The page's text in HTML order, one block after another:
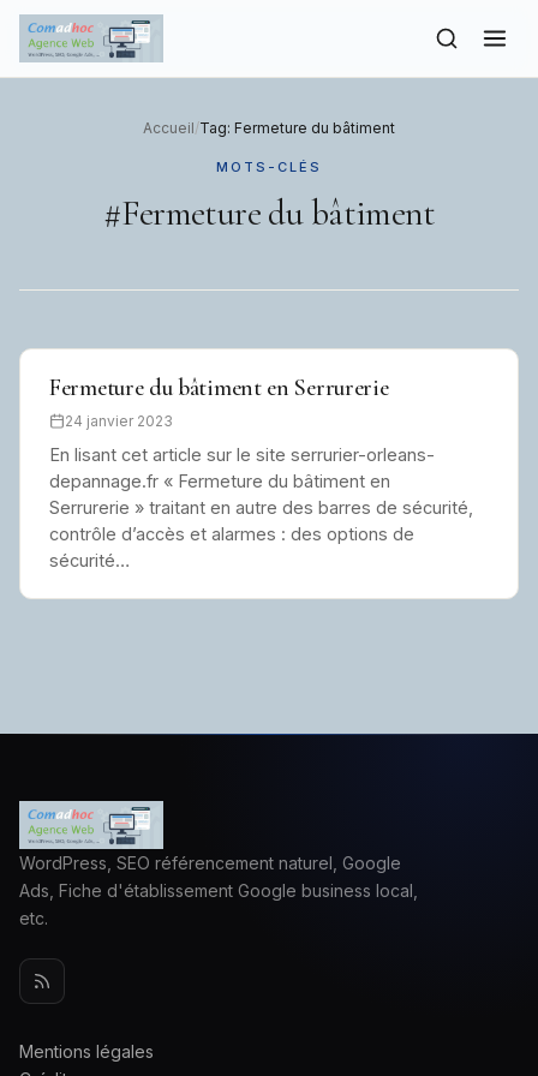
content
Accueil/Tag: Fermeture du bâtiment
MOTS-CLÉS
#Fermeture du bâtiment
Fermeture du bâtiment en Serrurerie
24 janvier 2023
En lisant cet article sur le site serrurier-orleans-
depannage.fr « Fermeture du bâtiment en
Serrurerie » traitant en autre des barres de sécurité,
contrôle d’accès et alarmes : des options de
sécurité…
WordPress, SEO référencement naturel, Google
Ads, Fiche d'établissement Google business local,
etc.
Mentions légales